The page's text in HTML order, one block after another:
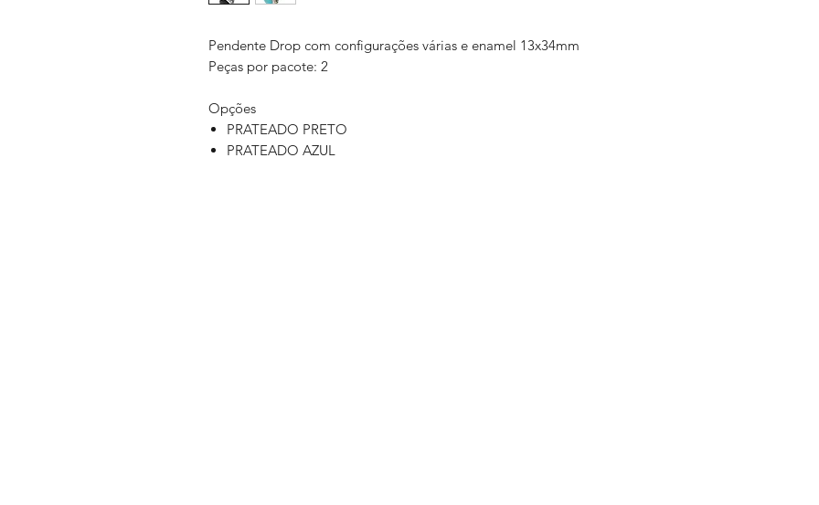
Pendente Drop com configurações várias e enamel 13x34mm
Peças por pacote: 2
Opções
PRATEADO PRETO
PRATEADO AZUL